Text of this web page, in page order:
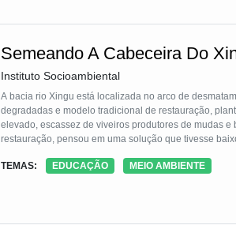
Semeando A Cabeceira Do
Instituto Socioambiental
A bacia rio Xingu está localizada no arco de
degradadas e modelo tradicional de restauração,
elevado, escassez de viveiros produtores de mudas
restauração, pensou em uma solução que tivesse
composta por sementes de adubação verde e árvores
TEMAS: EDUCAÇÃO MEIO AMBIENTE